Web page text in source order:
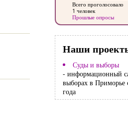
Всего проголосовало
1 человек
Прошлые опросы
Наши
Суды и выборы
- информационный
выборах в Приморье
года